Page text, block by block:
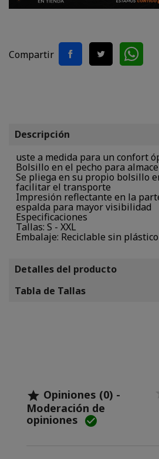
Compartir
Descripción
uste a medida para un confort
Bolsillo en el pecho para
Se pliega en su propio bolsillo
facilitar el transporte
Impresión reflectante en la
espalda para mayor visibilidad
Especificaciones
Tallas: S - XXL
Embalaje: Reciclable sin plástico
Detalles del producto
Tabla de Tallas
 Opiniones (0) -
Moderación de
opiniones 